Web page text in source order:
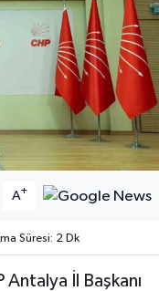
A+
Süresi: 2 Dk
Antalya İl Başkanı